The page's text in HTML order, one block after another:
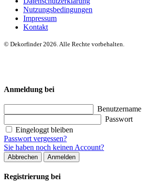
Nutzungsbedingungen
Impressum
Kontakt
© Dekorfinder 2026. Alle Rechte vorbehalten.
Anmeldung bei
Benutzername
Passwort
Eingeloggt bleiben
Passwort vergessen?
Sie haben noch keinen Account?
Abbrechen Anmelden
Registrierung bei